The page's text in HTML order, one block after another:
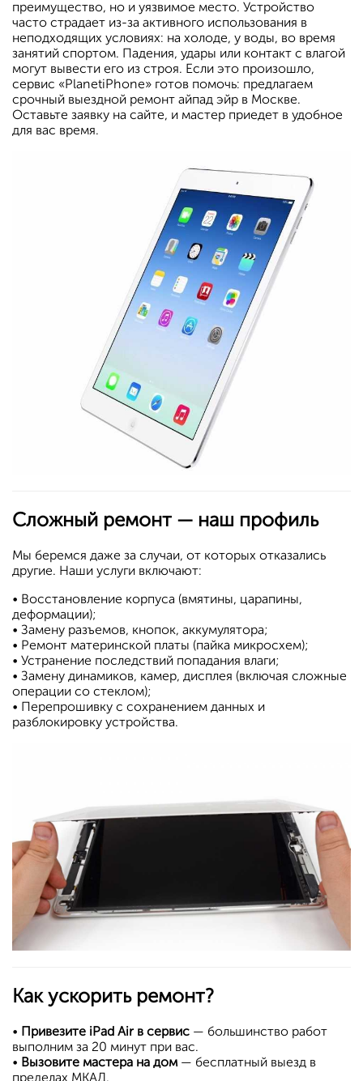
преимущество, но и уязвимое место. Устройство
часто страдает из-за активного использования в
неподходящих условиях: на холоде, у воды, во время
занятий спортом. Падения, удары или контакт с влагой
могут вывести его из строя. Если это произошло,
сервис «PlanetiPhone» готов помочь: предлагаем
срочный выездной ремонт айпад эйр в Москве.
Оставьте заявку на сайте, и мастер приедет в удобное
для вас время.
Сложный ремонт — наш профиль
Мы беремся даже за случаи, от которых отказались
другие. Наши услуги включают:
• Восстановление корпуса (вмятины, царапины,
деформации);
• Замену разъемов, кнопок, аккумулятора;
• Ремонт материнской платы (пайка микросхем);
• Устранение последствий попадания влаги;
• Замену динамиков, камер, дисплея (включая сложные
операции со стеклом);
• Перепрошивку с сохранением данных и
разблокировку устройства.
Как ускорить ремонт?
• Привезите iPad Air в сервис — большинство работ
выполним за 20 минут при вас.
• Вызовите мастера на дом — бесплатный выезд в
пределах МКАД.